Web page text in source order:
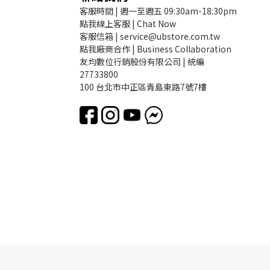
客服時間 | 週一至週五 09:30am-18:30pm
點我線上客服 | Chat Now
客服信箱 | service@ubstore.com.tw
點我廠商合作 | Business Collaboration
友均數位行銷股份有限公司 | 統編
27733800
100 台北市中正區青島東路7號7樓